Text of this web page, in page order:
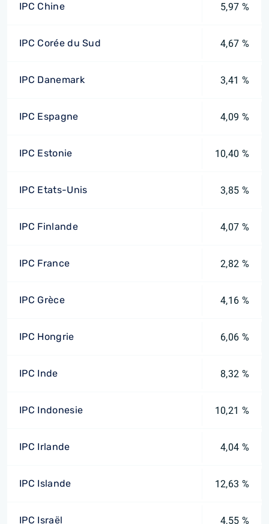
IPC Chine 5,97 %
IPC Corée du Sud 4,67 %
IPC Danemark 3,41 %
IPC Espagne 4,09 %
IPC Estonie 10,40 %
IPC Etats-Unis 3,85 %
IPC Finlande 4,07 %
IPC France 2,82 %
IPC Grèce 4,16 %
IPC Hongrie 6,06 %
IPC Inde 8,32 %
IPC Indonesie 10,21 %
IPC Irlande 4,04 %
IPC Islande 12,63 %
IPC Israël 4,55 %